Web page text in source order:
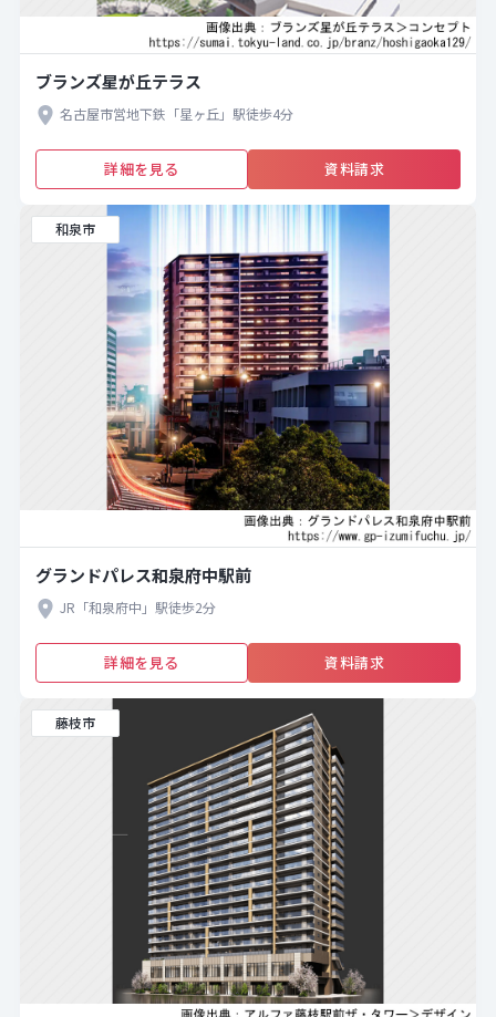
ブランズ星が丘テラス
名古屋市営地下鉄「星ヶ丘」駅徒歩4分
詳細を見る 資料請求
和泉市
グランドパレス和泉府中駅前
JR「和泉府中」駅徒歩2分
詳細を見る 資料請求
藤枝市